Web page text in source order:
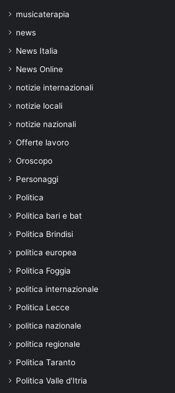
musicaterapia
news
News Italia
News Online
notizie internazionali
notizie locali
notizie nazionali
Offerte lavoro
Oroscopo
Personaggi
Politica
Politica bari e bat
Politica Brindisi
politica europea
Politica Foggia
politica internazionale
Politica Lecce
politica nazionale
politica regionale
Politica Taranto
Politica Valle d'Itria